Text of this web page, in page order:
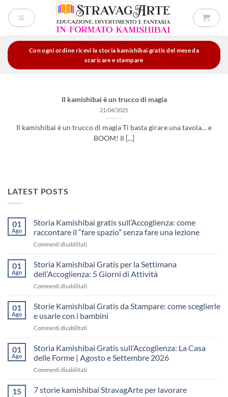
Con ogni ordine ricevi la storia kamishibai gratis del mese da
scaricare e stampare
Il kamishibai è un trucco di magia
21/04/2025
Il kamishibai è un trucco di magia Ti basta girare una tavola… e
BOOM! Il [...]
LATEST POSTS
01
Ago
Storia Kamishibai gratis sull’Accoglienza: come
raccontare il “fare spazio” senza fare una lezione
Commenti disabilitati
Kamishibai
sull’Accoglienza:
il
“fare
una
lezione
01
Ago
Storia Kamishibai Gratis per la Settimana
dell’Accoglienza: 5 Giorni di Attività
Commenti disabilitati
Kamishibai
per
dell’Accoglienza:
Giorni
01
Ago
Storie Kamishibai Gratis da Stampare: come sceglierle
e usarle con i bambini
Commenti disabilitati
Kamishibai
da
sceglierle
01
Ago
Storia Kamishibai Gratis sull’Accoglienza: La Casa
delle Forme | Agosto e Settembre 2026
Commenti disabilitati
Kamishibai
15
7 storie kamishibai StravagArte per lavorare